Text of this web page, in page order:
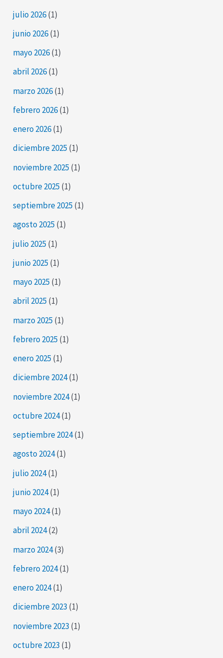
julio 2026(1)
junio 2026(1)
mayo 2026(1)
abril 2026(1)
marzo 2026(1)
febrero 2026(1)
enero 2026(1)
diciembre 2025 (1)
noviembre 2025 (1)
octubre 2025 (1)
septiembre 2025 (1)
agosto 2025 (1)
julio 2025 (1)
junio 2025 (1)
mayo 2025 (1)
abril 2025 (1)
marzo 2025 (1)
febrero 2025 (1)
enero 2025 (1)
diciembre 2024(1)
noviembre 2024(1)
octubre 2024(1)
septiembre 2024(1)
agosto 2024(1)
julio 2024(1)
junio 2024(1)
mayo 2024(1)
abril 2024(2)
marzo 2024(3)
febrero 2024(1)
enero 2024(1)
diciembre 2023 (1)
noviembre 2023 (1)
octubre 2023 (1)